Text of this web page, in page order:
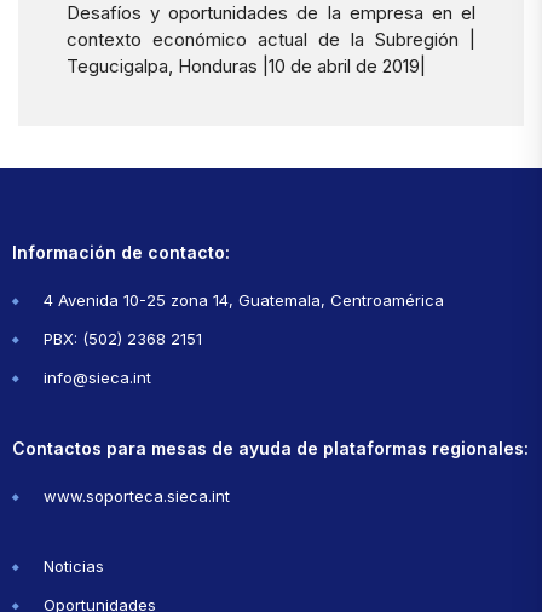
Desafíos y oportunidades de la empresa en el
contexto económico actual de la Subregión |
Tegucigalpa, Honduras |10 de abril de 2019|
Información de contacto:
4 Avenida 10-25 zona 14, Guatemala, Centroamérica
PBX: (502) 2368 2151
info@sieca.int
Contactos para mesas de ayuda de plataformas regionales:
www.soporteca.sieca.int
Noticias
Oportunidades